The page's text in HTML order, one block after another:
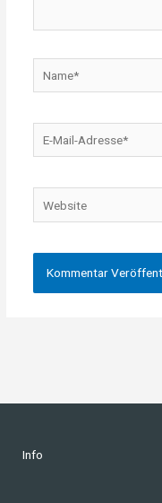
Mail-
Website
Info